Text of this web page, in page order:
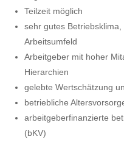
Teilzeit möglich
sehr gutes
Arbeitsumfeld
Arbeitgeber mit hoher
Hierarchien
gelebte Wertschätzung
betriebliche
arbeitgeberfinanzierte
(bKV)